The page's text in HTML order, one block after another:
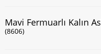
Mavi Fermuarlı Kalın
(8606)